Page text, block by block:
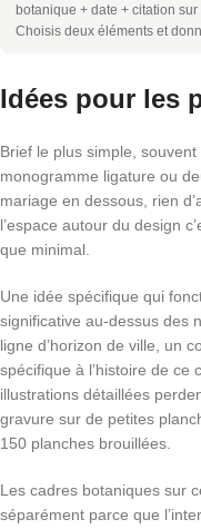
botanique + date + citation
Choisis deux éléments et
Idées pour les
Brief le plus simple,
monogramme ligature ou
mariage en dessous, rien
l’espace autour du design
que minimal.
Une idée spécifique qui
significative au-dessus des
ligne d’horizon de ville, un
spécifique à l’histoire de ce
illustrations détaillées
gravure sur de petites
150 planches brouillées.
Les cadres botaniques sur
séparément parce que